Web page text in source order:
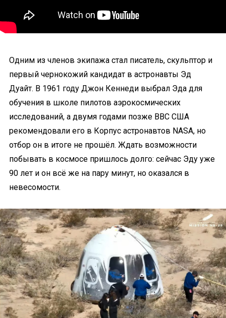
Одним из членов экипажа стал писатель, скульптор и
первый чернокожий кандидат в астронавты Эд
Дуайт. В 1961 году Джон Кеннеди выбрал Эда для
обучения в школе пилотов аэрокосмических
исследований, а двумя годами позже ВВС США
рекомендовали его в Корпус астронавтов NASA, но
отбор он в итоге не прошёл. Ждать возможности
побывать в космосе пришлось долго: сейчас Эду уже
90 лет и он всё же на пару минут, но оказался в
невесомости.